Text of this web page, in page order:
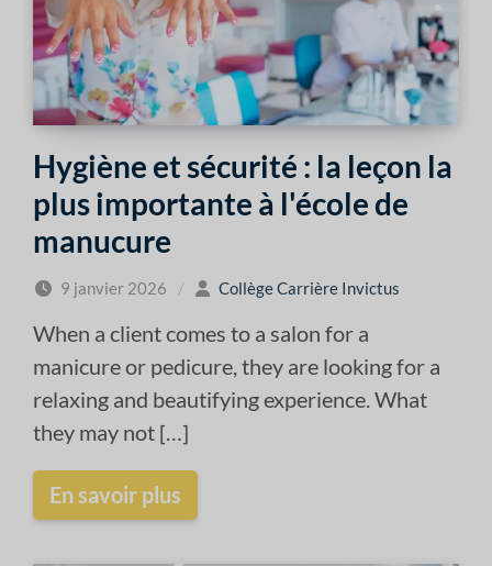
Hygiène et sécurité : la leçon la
plus importante à l'école de
manucure
9 janvier 2026 / Collège Carrière Invictus
When a client comes to a salon for a
manicure or pedicure, they are looking for a
relaxing and beautifying experience. What
they may not […]
En savoir plus